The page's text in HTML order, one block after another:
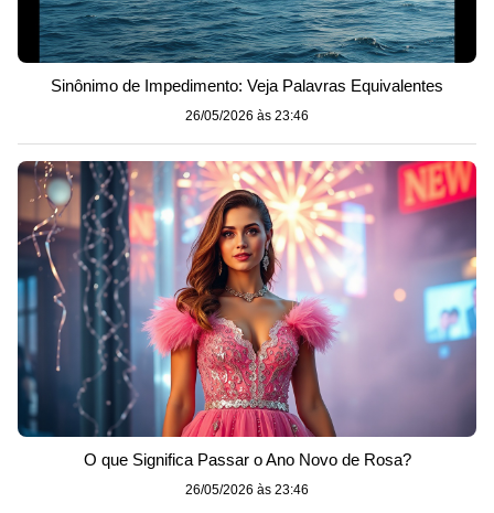
Sinônimo de Impedimento: Veja Palavras Equivalentes
26/05/2026 às 23:46
O que Significa Passar o Ano Novo de Rosa?
26/05/2026 às 23:46